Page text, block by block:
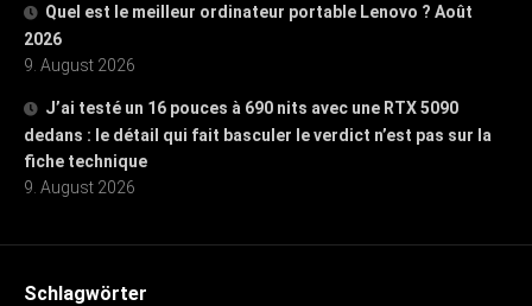
Quel est le meilleur ordinateur portable Lenovo ? Août
2026
9. August 2026
J’ai testé un 16 pouces à 690 nits avec une RTX 5090
dedans : le détail qui fait basculer le verdict n’est pas sur la
fiche technique
9. August 2026
Schlagwörter